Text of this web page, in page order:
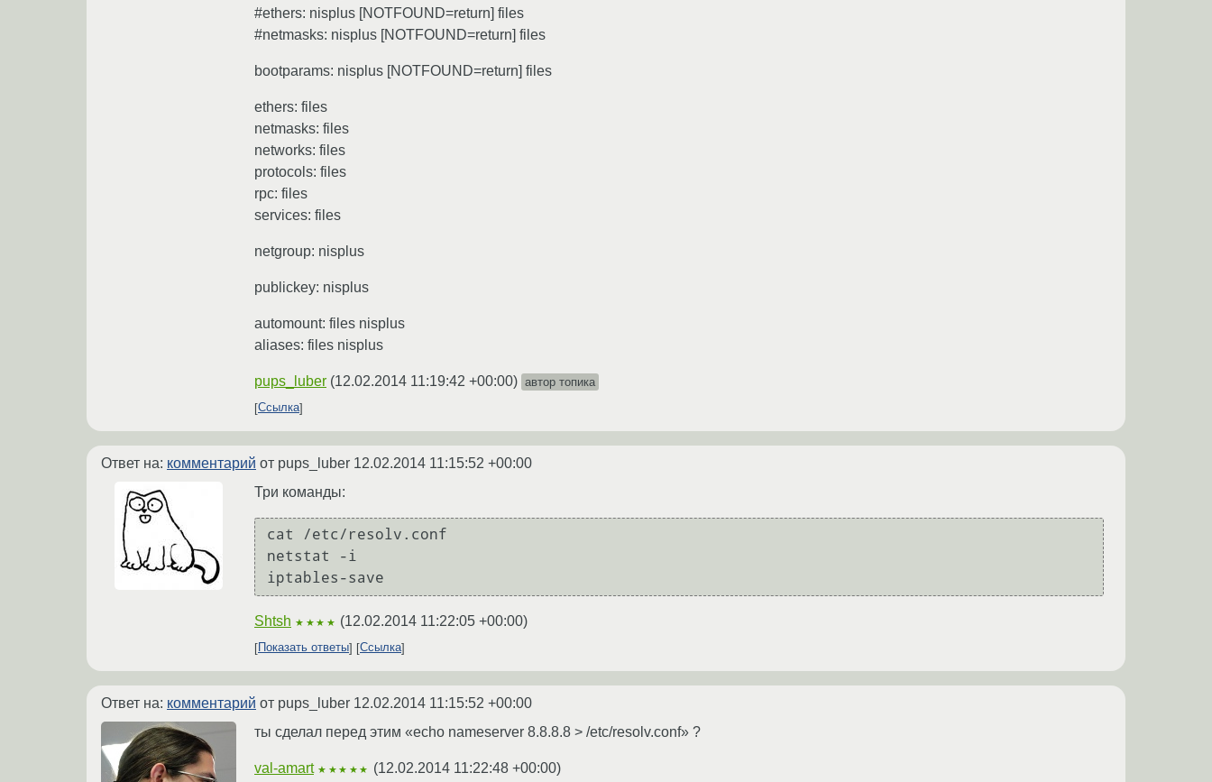
#ethers: nisplus [NOTFOUND=return] files
#netmasks: nisplus [NOTFOUND=return] files
bootparams: nisplus [NOTFOUND=return] files
ethers: files
netmasks: files
networks: files
protocols: files
rpc: files
services: files
netgroup: nisplus
publickey: nisplus
automount: files nisplus
aliases: files nisplus
pups_luber (12.02.2014 11:19:42 +00:00) автор топика
Ссылка
Ответ на: комментарий от pups_luber 12.02.2014 11:15:52 +00:00
Три команды:
cat /etc/resolv.conf
netstat -i
Shtsh ★★★★ (12.02.2014 11:22:05 +00:00)
Показать ответы Ссылка
Ответ на: комментарий от pups_luber 12.02.2014 11:15:52 +00:00
ты сделал перед этим «echo nameserver 8.8.8.8 > /etc/resolv.conf» ?
val-amart ★★★★★ (12.02.2014 11:22:48 +00:00)